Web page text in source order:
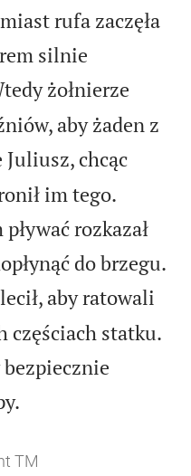
rufa zaczęła
silnie
żołnierze
aby żaden z
Juliusz, chcąc
im tego.
rozkazał
do brzegu.
aby ratowali
częściach statku.
TM